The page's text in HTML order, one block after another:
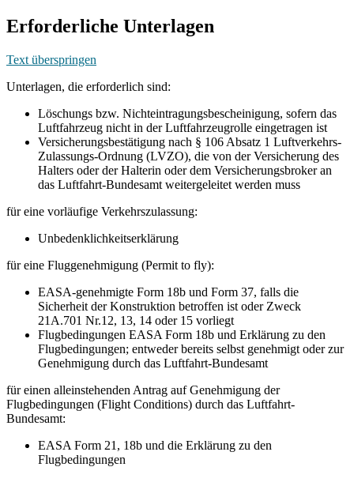
Erforderliche Unterlagen
Text überspringen
Unterlagen, die erforderlich sind:
Löschungs bzw. Nichteintragungsbescheinigung, sofern das
Luftfahrzeug nicht in der Luftfahrzeugrolle eingetragen ist
Versicherungsbestätigung nach § 106 Absatz 1 Luftverkehrs-
Zulassungs-Ordnung (LVZO), die von der Versicherung des
Halters oder der Halterin oder dem Versicherungsbroker an
das Luftfahrt-Bundesamt weitergeleitet werden muss
für eine vorläufige Verkehrszulassung:
Unbedenklichkeitserklärung
für eine Fluggenehmigung (Permit to fly):
EASA-genehmigte Form 18b und Form 37, falls die
Sicherheit der Konstruktion betroffen ist oder Zweck
21A.701 Nr.12, 13, 14 oder 15 vorliegt
Flugbedingungen EASA Form 18b und Erklärung zu den
Flugbedingungen; entweder bereits selbst genehmigt oder zur
Genehmigung durch das Luftfahrt-Bundesamt
für einen alleinstehenden Antrag auf Genehmigung der
Flugbedingungen (Flight Conditions) durch das Luftfahrt-
Bundesamt:
EASA Form 21, 18b und die Erklärung zu den
Flugbedingungen